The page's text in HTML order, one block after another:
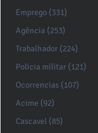
Emprego (331)
Agência (253)
Trabalhador (224)
Policia militar (121)
Ocorrencias (107)
Acime (92)
Cascavel (85)